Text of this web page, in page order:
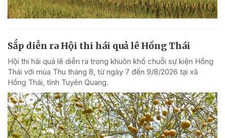
Sắp diễn ra Hội thi hái quả lê Hồng Thái
Hội thi hái quả lê diễn ra trong khuôn khổ chuỗi sự kiện Hồng
Thái với mùa Thu tháng 8, từ ngày 7 đến 9/8/2026 tại xã
Hồng Thái, tỉnh Tuyên Quang.